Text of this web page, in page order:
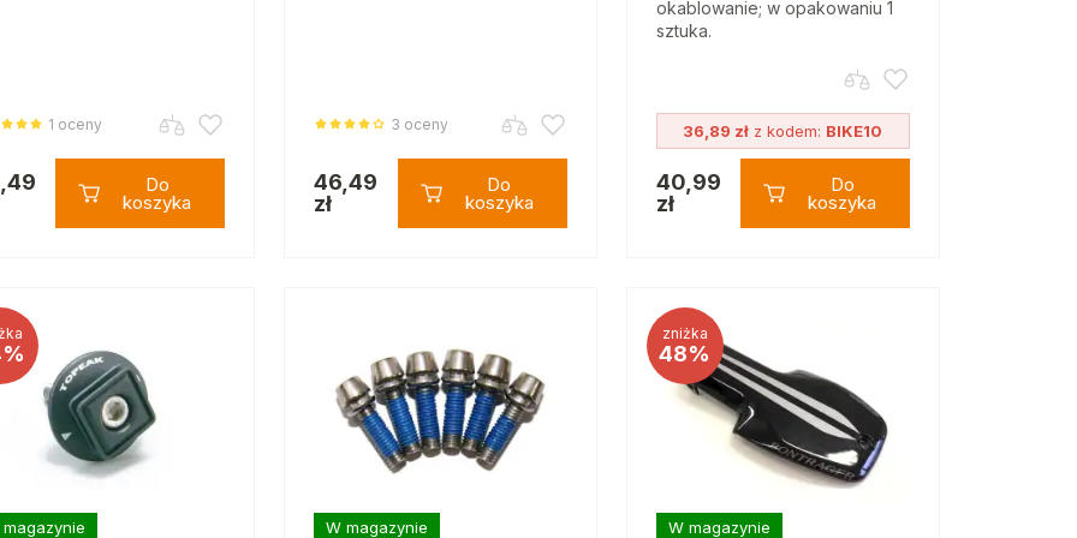
1 oceny
Do
koszyka
3 oceny
46,49
zł
Do
koszyka
okablowanie; w opakowaniu 1
sztuka.
36,89 zł z kodem: BIKE10
40,99
zł
Do
koszyka
magazynie W magazynie
zniżka
48%
W magazynie